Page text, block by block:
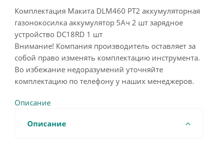
Комплектация Макита DLM460 PT2 аккумуляторная
газонокосилка аккумулятор 5Ач 2 шт зарядное
устройство DC18RD 1 шт
Внимание! Компания производитель оставляет за
собой право изменять комплектацию инструмента.
Во избежание недоразумений уточняйте
комплектацию по телефону у наших менеджеров.
Описание
Описание